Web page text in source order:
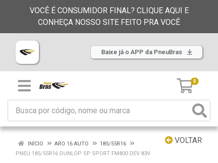
VOCÊ É CONSUMIDOR FINAL? CLIQUE AQUI E
CONHEÇA NOSSO SITE FEITO PRA VOCÊ
Baixe já o APP da PneuBras
0
VOLTAR
INÍCIO ARO 16 AUTO
185/55R16
PNEU 185/55R16 DUNLOP SP SPORT FM800 DEV 83V